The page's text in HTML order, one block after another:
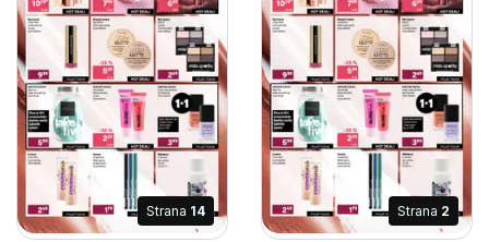
Strana 14 Strana 2